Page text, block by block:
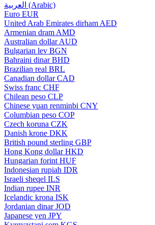
العربية (Arabic)
Euro EUR
United Arab Emirates dirham AED
Armenian dram AMD
Australian dollar AUD
Bulgarian lev BGN
Bahraini dinar BHD
Brazilian real BRL
Canadian dollar CAD
Swiss franc CHF
Chilean peso CLP
Chinese yuan renminbi CNY
Columbian peso COP
Czech koruna CZK
Danish krone DKK
British pound sterling GBP
Hong Kong dollar HKD
Hungarian forint HUF
Indonesian rupiah IDR
Israeli sheqel ILS
Indian rupee INR
Icelandic krona ISK
Jordanian dinar JOD
Japanese yen JPY